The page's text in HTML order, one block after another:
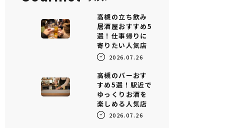
高槻の立ち飲み
居酒屋おすすめ5
選！仕事帰りに
寄りたい人気店
2026.07.26
高槻のバーおす
すめ5選！駅近で
ゆっくりお酒を
楽しめる人気店
2026.07.26